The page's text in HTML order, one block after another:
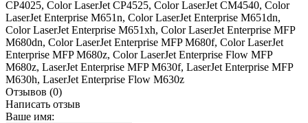
CP4025, Color LaserJet CP4525, Color LaserJet CM4540, Color
LaserJet Enterprise M651n, Color LaserJet Enterprise M651dn,
Color LaserJet Enterprise M651xh, Color LaserJet Enterprise MFP
M680dn, Color LaserJet Enterprise MFP M680f, Color LaserJet
Enterprise MFP M680z, Color LaserJet Enterprise Flow MFP
M680z, LaserJet Enterprise MFP M630f, LaserJet Enterprise MFP
M630h, LaserJet Enterprise Flow M630z
Отзывов (0)
Написать отзыв
Ваше имя: